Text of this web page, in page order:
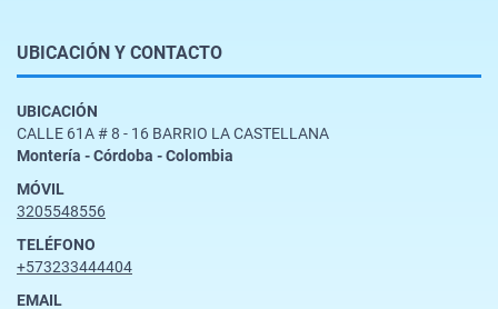
UBICACIÓN Y CONTACTO
UBICACIÓN
CALLE 61A # 8 - 16 BARRIO LA CASTELLANA
Montería - Córdoba - Colombia
MÓVIL
3205548556
TELÉFONO
+573233444404
EMAIL